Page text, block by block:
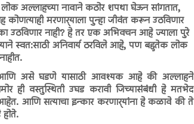
अल्लाहच्या नावाने कठोर शपथा घेऊन सांगतात,
कोणत्याही मरणार्‍याला पुन्हा जीवंत करून उठविणार
का उठविणार नाही? हे तर एक अभिवचन आहे ज्याला पुरे
स्वत:साठी अनिवार्य ठरविले आहे, पण बहुतेक लोक
असे घडणे यासाठी आवश्यक आहे की अल्लाहने
ही वस्तुस्थिती उघड करावी जिच्यासंबंधी हे मतभेद
आणि सत्याचा इन्कार करणार्‍यांना हे कळावे की ते
होते.